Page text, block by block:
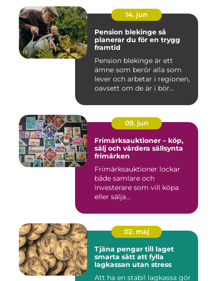
14. jun
Pension blekinge så
planerar du för en trygg
framtid
Pension blekinge är ett
ämne som berör alla som
lever och arbetar i regionen,
oavsett om de är i bör...
09. jun
Frimärksauktioner – köp,
sälj och värdera sällsynta
frimärken
Frimärksauktioner lockar
både samlare och
investerare som vill köpa
eller sälja...
02. maj
Tjäna pengar till laget
smarta sätt att fylla
lagkassan utan stress
Att ha en stabil lagkassa gör